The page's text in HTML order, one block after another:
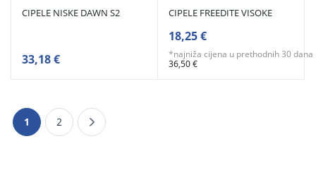
CIPELE NISKE DAWN S2
33,18 €
CIPELE FREEDITE VISOKE
18,25 €
*najniža cijena u prethodnih 30 dana
36,50 €
1 2